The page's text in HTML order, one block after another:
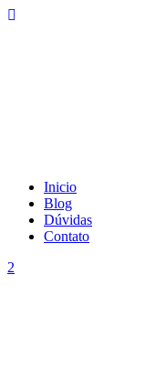
Inicio
Blog
Dúvidas
Contato